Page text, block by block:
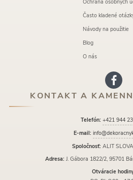
Ochrana osobných
Často kladené
Návody na použitie
Blog
O nás
KONTAKT A
Telefón: +421 944
E-mail:
Spoločnosť: ALIT
Adresa: J. Gábora 1822/2, 95701
Otváracie